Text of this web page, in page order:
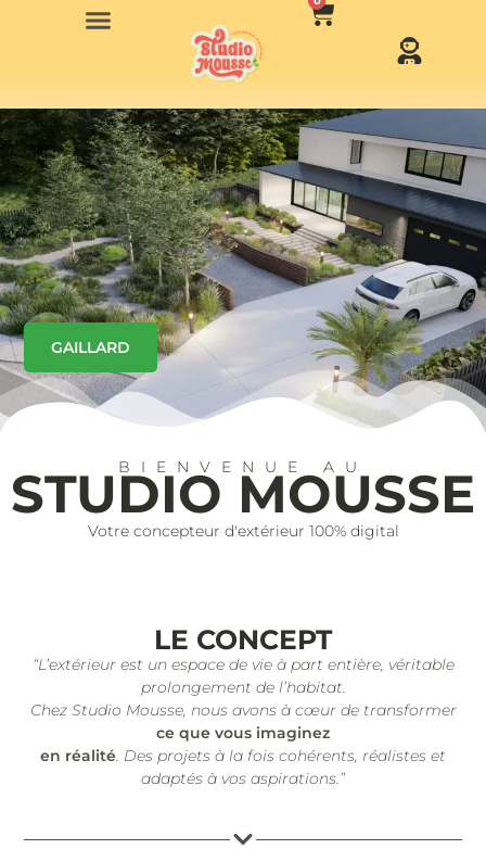
GAILLARD
BIENVENUE AU
STUDIO MOUSSE
Votre concepteur d'extérieur 100% digital
LE CONCEPT
“L’extérieur est un espace de vie à part entière, véritable
prolongement de l’habitat.
Chez Studio Mousse, nous avons à cœur de transformer
ce que vous imaginez
en réalité. Des projets à la fois cohérents, réalistes et
adaptés à vos aspirations.”